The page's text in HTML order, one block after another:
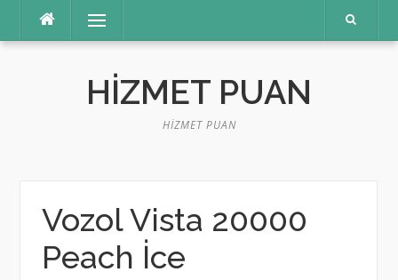
Menü
HIZMET PUAN
HIZMET PUAN
Vozol Vista 20000
Peach İce